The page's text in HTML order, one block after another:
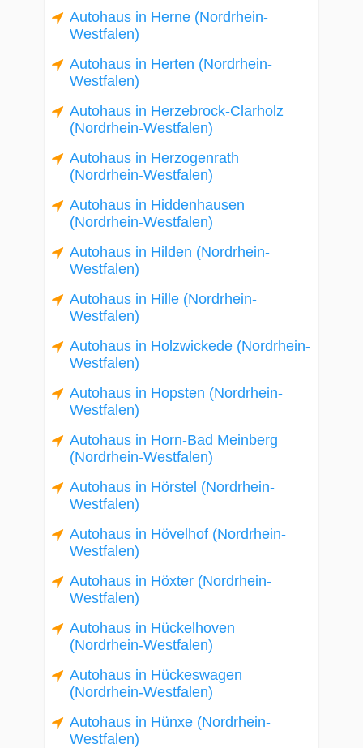
Autohaus in Herne (Nordrhein-
Westfalen)
Autohaus in Herten (Nordrhein-
Westfalen)
Autohaus in Herzebrock-Clarholz
(Nordrhein-Westfalen)
Autohaus in Herzogenrath
(Nordrhein-Westfalen)
Autohaus in Hiddenhausen
(Nordrhein-Westfalen)
Autohaus in Hilden (Nordrhein-
Westfalen)
Autohaus in Hille (Nordrhein-
Westfalen)
Autohaus in Holzwickede (Nordrhein-
Westfalen)
Autohaus in Hopsten (Nordrhein-
Westfalen)
Autohaus in Horn-Bad Meinberg
(Nordrhein-Westfalen)
Autohaus in Hörstel (Nordrhein-
Westfalen)
Autohaus in Hövelhof (Nordrhein-
Westfalen)
Autohaus in Höxter (Nordrhein-
Westfalen)
Autohaus in Hückelhoven
(Nordrhein-Westfalen)
Autohaus in Hückeswagen
(Nordrhein-Westfalen)
Autohaus in Hünxe (Nordrhein-
Westfalen)